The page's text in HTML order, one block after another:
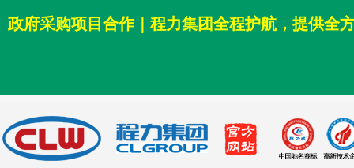
政府采购项目合作｜程力集团全程护航，提供全